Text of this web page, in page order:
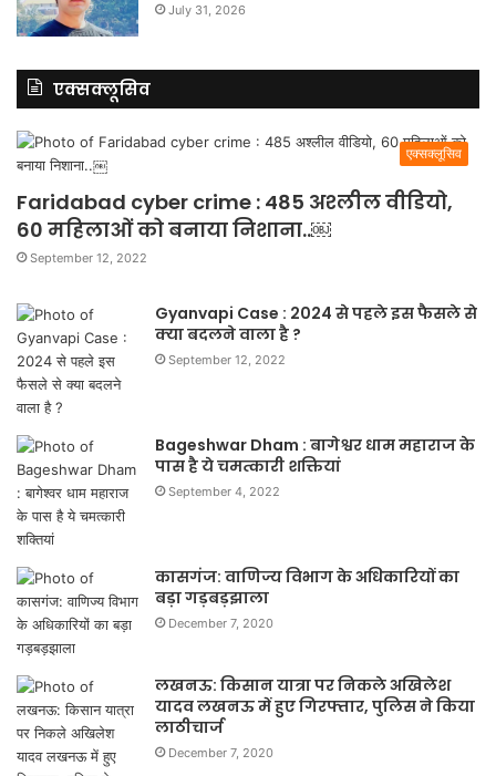
July 31, 2026
एक्सक्लूसिव
एक्सक्लूसिव
Faridabad cyber crime : 485 अश्लील वीडियो,
60 महिलाओं को बनाया निशाना..￼
September 12, 2022
Gyanvapi Case : 2024 से पहले इस फैसले से
क्या बदलने वाला है ?
September 12, 2022
Bageshwar Dham : बागेश्वर धाम महाराज के
पास है ये चमत्कारी शक्तियां
September 4, 2022
कासगंज: वाणिज्य विभाग के अधिकारियों का
बड़ा गड़बड़झाला
December 7, 2020
लखनऊ: किसान यात्रा पर निकले अखिलेश
यादव लखनऊ में हुए गिरफ्तार, पुलिस ने किया
लाठीचार्ज
December 7, 2020